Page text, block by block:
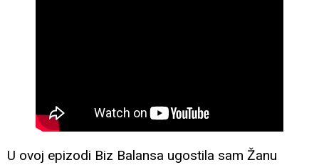
U ovoj epizodi Biz Balansa ugostila sam Žanu